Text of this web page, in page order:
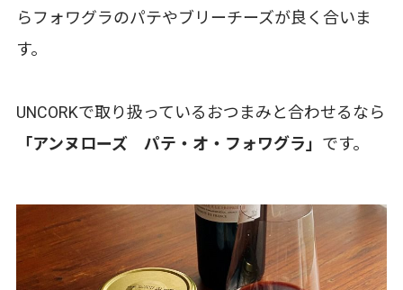
らフォワグラのパテやブリーチーズが良く合いま
す。
UNCORKで取り扱っているおつまみと合わせるなら
「アンヌローズ パテ・オ・フォワグラ」 です。